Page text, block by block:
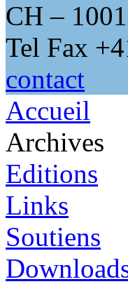
CH –
Tel Fax
contact
Accueil
Archives
Editions
Links
Soutiens